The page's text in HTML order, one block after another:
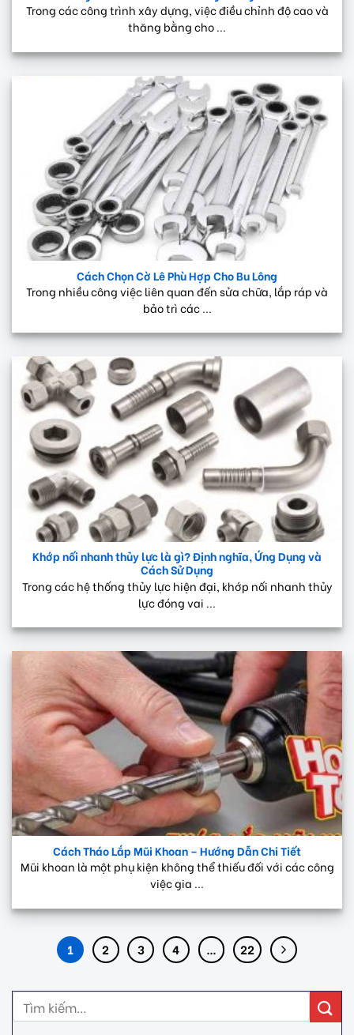
Trong các công trình xây dựng, việc điều chỉnh độ cao và
thăng bằng cho ...
Cách Chọn Cờ Lê Phù Hợp Cho Bu Lông
Trong nhiều công việc liên quan đến sửa chữa, lắp ráp và
bảo trì các ...
Khớp nối nhanh thủy lực là gì? Định nghĩa, Ứng Dụng và
Cách Sử Dụng
Trong các hệ thống thủy lực hiện đại, khớp nối nhanh thủy
lực đóng vai ...
Cách Tháo Lắp Mũi Khoan – Hướng Dẫn Chi Tiết
Mũi khoan là một phụ kiện không thể thiếu đối với các công
việc gia ...
1 2 3 4 … 22